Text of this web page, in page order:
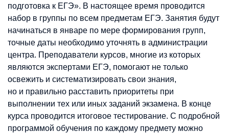
подготовка к ЕГЭ». В настоящее время проводится
набор в группы по всем предметам ЕГЭ. Занятия будут
начинаться в январе по мере формирования групп,
точные даты необходимо уточнять в администрации
центра. Преподаватели курсов, многие из которых
являются экспертами ЕГЭ, помогают не только
освежить и систематизировать свои знания,
но и правильно расставить приоритеты при
выполнении тех или иных заданий экзамена. В конце
курса проводится итоговое тестирование. С подробной
программой обучения по каждому предмету можно